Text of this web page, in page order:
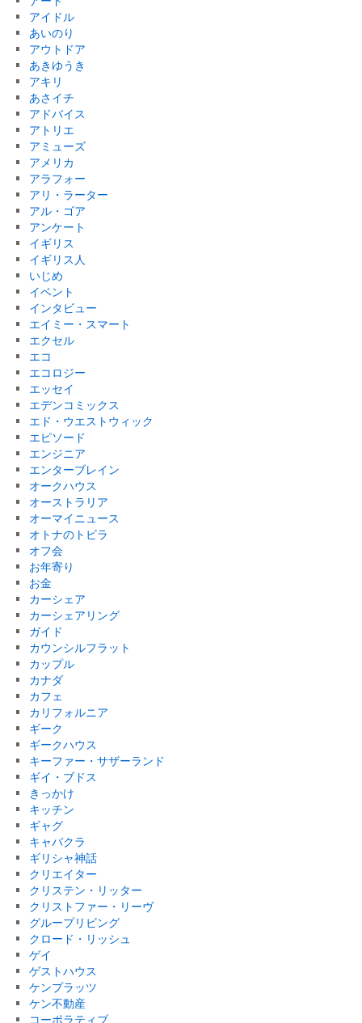
アイドル
あいのり
アウトドア
あきゆうき
アキリ
あさイチ
アドバイス
アトリエ
アミューズ
アメリカ
アラフォー
アリ・ラーター
アル・ゴア
アンケート
イギリス
イギリス人
いじめ
イベント
インタビュー
エイミー・スマート
エクセル
エコ
エコロジー
エッセイ
エデンコミックス
エド・ウエストウィック
エピソード
エンジニア
エンターブレイン
オークハウス
オーストラリア
オーマイニュース
オトナのトビラ
オフ会
お年寄り
お金
カーシェア
カーシェアリング
ガイド
カウンシルフラット
カップル
カナダ
カフェ
カリフォルニア
ギーク
ギークハウス
キーファー・サザーランド
ギイ・ブドス
きっかけ
キッチン
ギャグ
キャバクラ
ギリシャ神話
クリエイター
クリステン・リッター
クリストファー・リーヴ
グループリビング
クロード・リッシュ
ゲイ
ゲストハウス
ケンプラッツ
ケン不動産
コーポラティブ